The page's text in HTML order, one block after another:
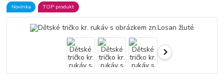
Novinka TOP produkt